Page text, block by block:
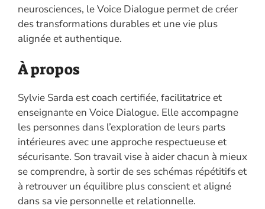
neurosciences, le Voice Dialogue permet de créer
des transformations durables et une vie plus
alignée et authentique.
À propos
Sylvie Sarda est coach certifiée, facilitatrice et
enseignante en Voice Dialogue. Elle accompagne
les personnes dans l’exploration de leurs parts
intérieures avec une approche respectueuse et
sécurisante. Son travail vise à aider chacun à mieux
se comprendre, à sortir de ses schémas répétitifs et
à retrouver un équilibre plus conscient et aligné
dans sa vie personnelle et relationnelle.